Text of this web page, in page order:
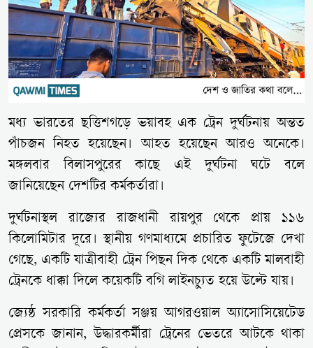
মধ্য ভারতের ছত্তিশগড়ে ভয়াবহ এক ট্রেন দুর্ঘটনায় অন্তত
পাঁচজন নিহত হয়েছেন। আহত হয়েছেন আরও অনেকে।
মঙ্গলবার বিলাসপুরের কাছে এই দুর্ঘটনা ঘটে বলে
জানিয়েছেন দেশটির কর্মকর্তারা।
দুর্ঘটনাস্থল রাজ্যের রাজধানী রায়পুর থেকে প্রায় ১১৬
কিলোমিটার দূরে। স্থানীয় গণমাধ্যমে প্রচারিত ফুটেজে দেখা
গেছে, একটি যাত্রীবাহী ট্রেন পিছন দিক থেকে একটি মালবাহী
ট্রেনকে ধাক্কা দিলে কয়েকটি বগি লাইনচ্যুত হয়ে উল্টে যায়।
জ্যেষ্ঠ সরকারি কর্মকর্তা সঞ্জয় আগরওয়াল অ্যাসোসিয়েটেড
প্রেসকে জানান, উদ্ধারকর্মীরা ট্রেনের ভেতরে আটকে থাকা